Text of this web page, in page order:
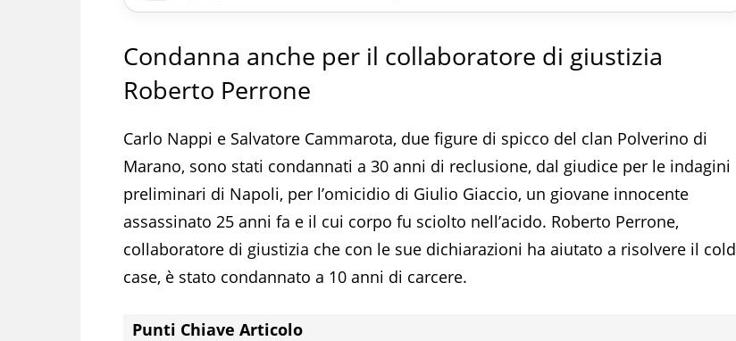
Condanna anche per il collaboratore di giustizia
Roberto Perrone
Carlo Nappi e Salvatore Cammarota, due figure di spicco del clan Polverino di
Marano, sono stati condannati a 30 anni di reclusione, dal giudice per le indagini
preliminari di Napoli, per l’omicidio di Giulio Giaccio, un giovane innocente
assassinato 25 anni fa e il cui corpo fu sciolto nell’acido. Roberto Perrone,
collaboratore di giustizia che con le sue dichiarazioni ha aiutato a risolvere il cold
case, è stato condannato a 10 anni di carcere.
Punti Chiave Articolo